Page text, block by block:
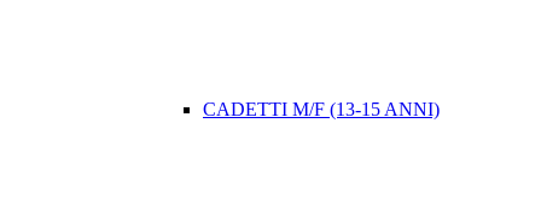
CADETTI M/F (13-15 ANNI)